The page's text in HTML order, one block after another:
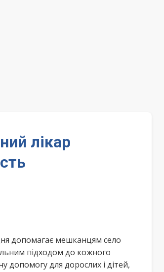
лікар
допомагає мешканцям село
підходом до кожного
допомогу для дорослих і дітей,